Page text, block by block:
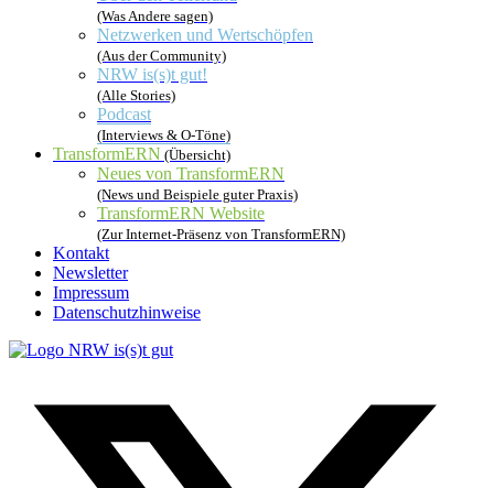
(Was Andere sagen)
Netzwerken und Wertschöpfen
(Aus der Community)
NRW is(s)t gut!
(Alle Stories)
Podcast
(Interviews & O-Töne)
TransformERN (Übersicht)
Neues von TransformERN
(News und Beispiele guter Praxis)
TransformERN Website
(Zur Internet-Präsenz von TransformERN)
Kontakt
Newsletter
Impressum
Datenschutzhinweise